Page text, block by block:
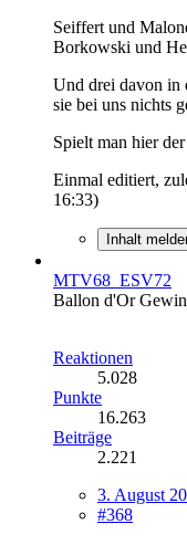
Seiffert und
Borkowski und
Und drei davon in
sie bei uns nichts
Spielt man hier
Einmal editiert,
16:33)
Inhalt
MTV68_ESV72
Ballon d'Or
Reaktionen
5.028
Punkte
16.263
Beiträge
2.221
3. August
#368